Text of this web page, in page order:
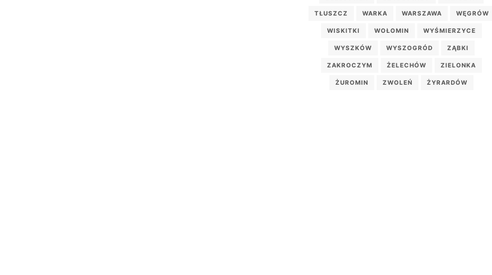
TŁUSZCZ WARKA WARSZAWA WĘGRÓW
WISKITKI WOŁOMIN WYŚMIERZYCE
WYSZKÓW WYSZOGRÓD ZĄBKI
ZAKROCZYM ŻELECHÓW ZIELONKA
ŻUROMIN ZWOLEŃ ŻYRARDÓW